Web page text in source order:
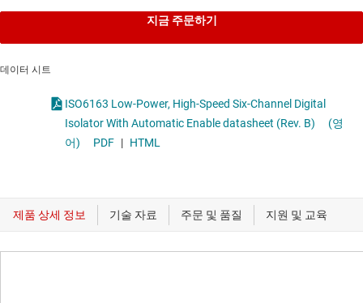
지금 주문하기
데이터 시트
ISO6163 Low-Power, High-Speed Six-Channel Digital
Isolator With Automatic Enable datasheet (Rev. B)
(영
어)
PDF | HTML